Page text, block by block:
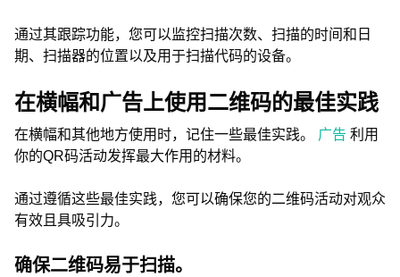
通过其跟踪功能，您可以监控扫描次数、扫描的时间和日
期、扫描器的位置以及用于扫描代码的设备。
在横幅和广告上使用二维码的最佳实践
在横幅和其他地方使用时，记住一些最佳实践。 广告 利用
你的QR码活动发挥最大作用的材料。
通过遵循这些最佳实践，您可以确保您的二维码活动对观众
有效且具吸引力。
确保二维码易于扫描。